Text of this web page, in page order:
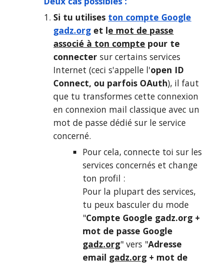
Si tu utilises ton compte Google
gadz.org et le mot de passe
associé à ton compte pour te
connecter sur certains services
Internet (ceci s'appelle l'open ID
Connect, ou parfois OAuth), il faut
que tu transformes cette connexion
en connexion mail classique avec un
mot de passe dédié sur le service
concerné.
Pour cela, connecte toi sur les
services concernés et change
ton profil :
Pour la plupart des services,
tu peux basculer du mode
"Compte Google gadz.org +
mot de passe Google
gadz.org" vers "Adresse
email gadz.org + mot de